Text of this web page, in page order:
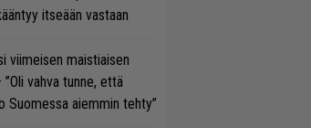
itseään vastaan
viimeisen maistiaisen
vahva tunne, että
Suomessa aiemmin tehty”